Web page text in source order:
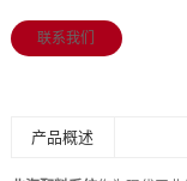
联系我们
产品概述